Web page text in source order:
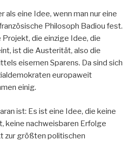
als eine Idee, wenn man nur eine
Philosoph Badiou fest.
Projekt, die einzige Idee, die
ist die Austerität, also die
eisernen Sparens. Da sind sich
europaweit
einig.
ist: Es ist eine Idee, die keine
keine nachweisbaren Erfolge
zur größten politischen